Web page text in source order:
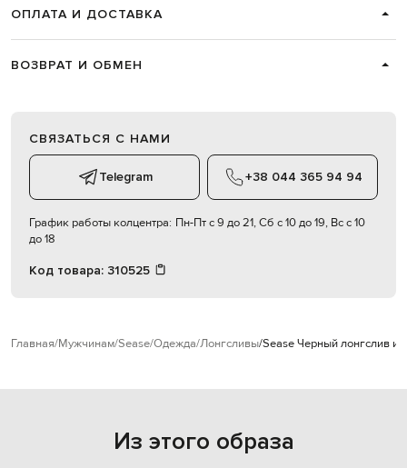
ОПЛАТА И ДОСТАВКА
ВОЗВРАТ И ОБМЕН
СВЯЗАТЬСЯ С НАМИ
Telegram +38 044 365 94 94
График работы колцентра: Пн-Пт с 9 до 21, Сб с 10 до 19, Вс с 10
до 18
Код товара: 310525
Главная Мужчинам Sease Одежда Лонгсливы Sease Черный лонгслив
Из этого образа